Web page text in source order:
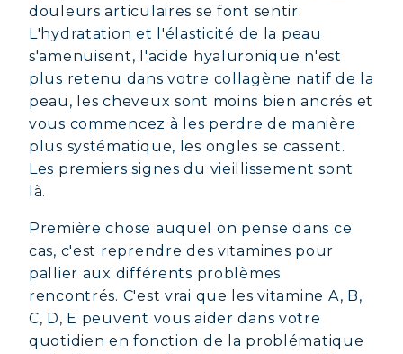
douleurs articulaires se font sentir.
L'hydratation et l'élasticité de la peau
s'amenuisent, l'acide hyaluronique n'est
plus retenu dans votre collagène natif de la
peau, les cheveux sont moins bien ancrés et
vous commencez à les perdre de manière
plus systématique, les ongles se cassent.
Les premiers signes du vieillissement sont
là.
Première chose auquel on pense dans ce
cas, c'est reprendre des vitamines pour
pallier aux différents problèmes
rencontrés. C'est vrai que les vitamine A, B,
C, D, E peuvent vous aider dans votre
quotidien en fonction de la problématique